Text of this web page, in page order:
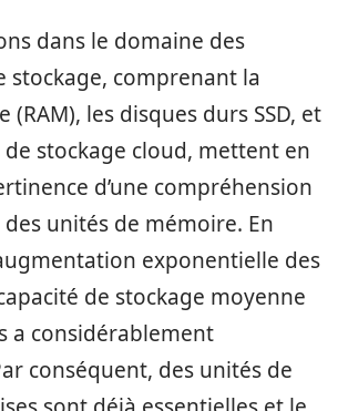
dans le domaine des
stockage, comprenant la
(RAM), les disques durs SSD, et
de stockage cloud, mettent en
d’une compréhension
unités de mémoire. En
exponentielle des
de stockage moyenne
a considérablement
conséquent, des unités de